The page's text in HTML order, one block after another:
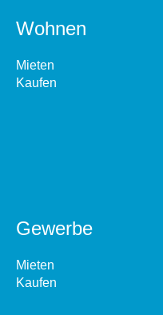
Wohnen
Mieten
Kaufen
Gewerbe
Mieten
Kaufen